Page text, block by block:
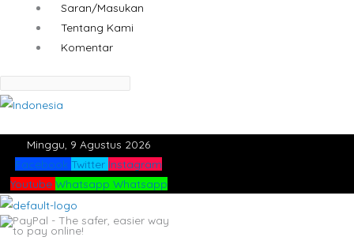
Saran/Masukan
Tentang Kami
Komentar
Minggu, 9 Agustus 2026
Facebook Twitter Instagram
Youtube Whatsapp Whatsapp